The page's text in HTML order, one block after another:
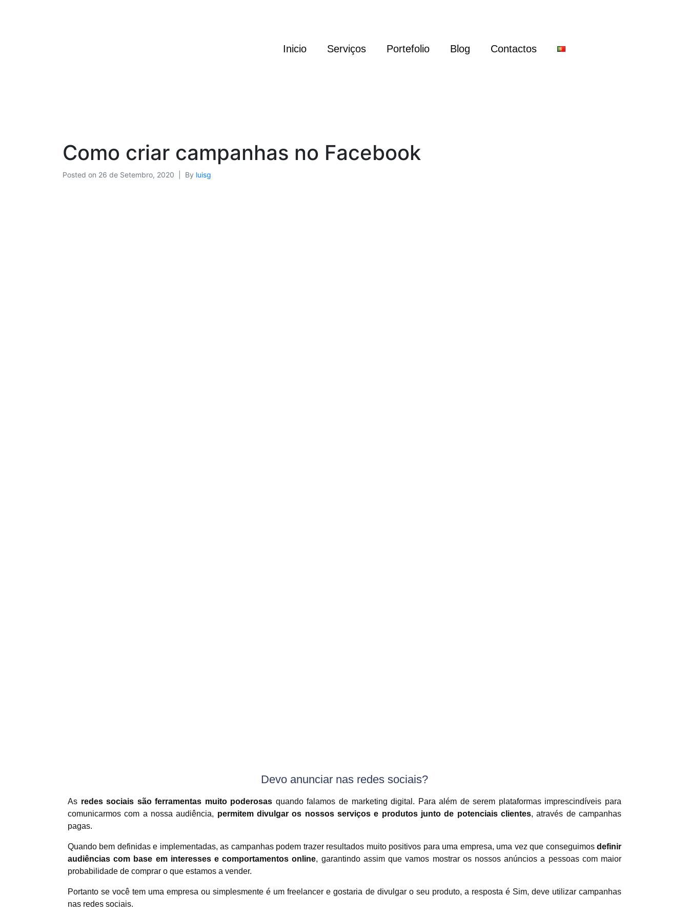
Inicio Serviços Portefolio Blog Contactos
Como criar campanhas no Facebook
Posted on 26 de Setembro, 2020 By luisg
Devo anunciar nas redes sociais?
As redes sociais são ferramentas muito poderosas quando falamos de marketing digital. Para além de serem plataformas imprescindíveis para
comunicarmos com a nossa audiência, permitem divulgar os nossos serviços e produtos junto de potenciais clientes, através de campanhas
pagas.
Quando bem definidas e implementadas, as campanhas podem trazer resultados muito positivos para uma empresa, uma vez que conseguimos definir
audiências com base em interesses e comportamentos online, garantindo assim que vamos mostrar os nossos anúncios a pessoas com maior
probabilidade de comprar o que estamos a vender.
Portanto se você tem uma empresa ou simplesmente é um freelancer e gostaria de divulgar o seu produto, a resposta é Sim, deve utilizar campanhas
nas redes sociais.